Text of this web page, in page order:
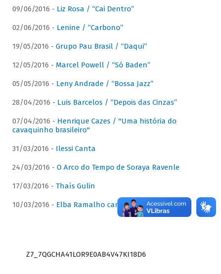
09/06/2016 - Liz Rosa / “Cai Dentro”
02/06/2016 - Lenine / “Carbono”
19/05/2016 - Grupo Pau Brasil / “Daqui”
12/05/2016 - Marcel Powell / “Só Baden”
05/05/2016 - Leny Andrade / “Bossa Jazz”
28/04/2016 - Luis Barcelos / “Depois das Cinzas”
07/04/2016 - Henrique Cazes / "Uma história do
cavaquinho brasileiro"
31/03/2016 - Ilessi Canta
24/03/2016 - O Arco do Tempo de Soraya Ravenle
17/03/2016 - Thaís Gulin
10/03/2016 - Elba Ramalho canta Dominguinhos
Z7_7QGCHA41LOR9E0AB4V47KI18D6